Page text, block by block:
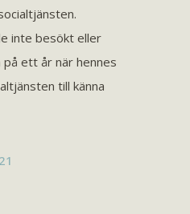
inte besökt eller
ett år när hennes
till känna